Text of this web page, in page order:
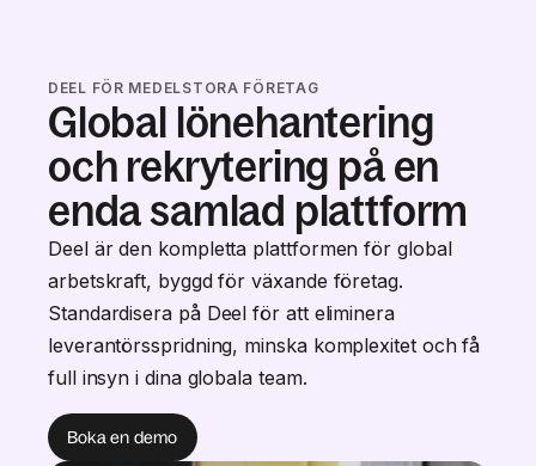
DEEL FÖR MEDELSTORA FÖRETAG
Global lönehantering
och rekrytering på en
enda samlad plattform
Deel är den kompletta plattformen för global
arbetskraft, byggd för växande företag.
Standardisera på Deel för att eliminera
leverantörsspridning, minska komplexitet och få
full insyn i dina globala team.
Boka en demo